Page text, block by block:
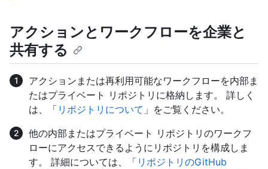
アクションとワークフローを企業と
共有する
アクションまたは再利用可能なワークフローを内部ま
たはプライベート リポジトリに格納します。 詳しく
は、「 リポジトリについて 」をご覧ください。
他の内部またはプライベート リポジトリのワークフ
ローにアクセスできるようにリポジトリを構成しま
す。 詳細については、「 リポジトリのGitHub